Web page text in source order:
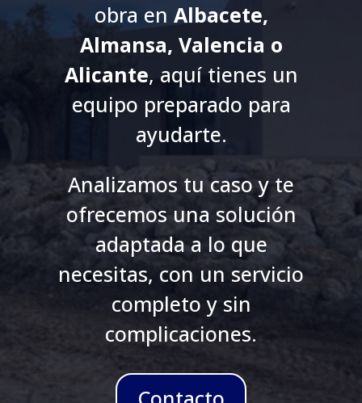
obra en Albacete,
Almansa, Valencia o
Alicante, aquí tienes un
equipo preparado para
ayudarte.
Analizamos tu caso y te
ofrecemos una solución
adaptada a lo que
necesitas, con un servicio
completo y sin
complicaciones.